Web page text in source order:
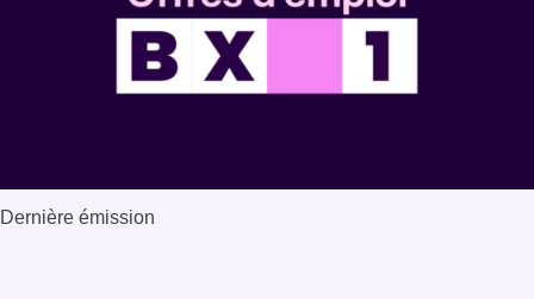
Dernière émission